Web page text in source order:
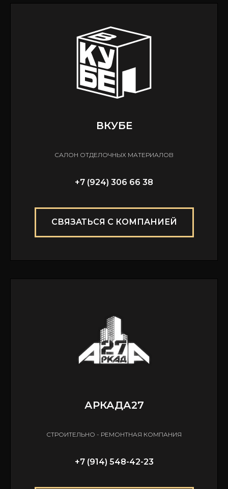
ВКУБЕ
САЛОН ОТДЕЛОЧНЫХ МАТЕРИАЛОВ
+7 (924) 306 66 38
СВЯЗАТЬСЯ С КОМПАНИЕЙ
АРКАДА27
СТРОИТЕЛЬНО - РЕМОНТНАЯ КОМПАНИЯ
+7 (914) 548-42-23